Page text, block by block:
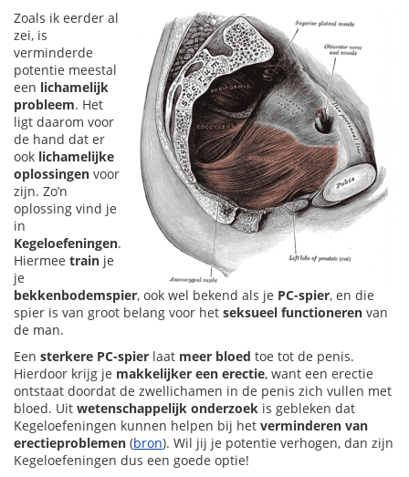
Zoals ik eerder al
zei, is
verminderde
potentie meestal
een lichamelijk
probleem. Het
ligt daarom voor
de hand dat er
ook lichamelijke
oplossingen voor
zijn. Zo’n
oplossing vind je
in
Kegeloefeningen.
Hiermee train je
je
bekkenbodemspier, ook wel bekend als je PC-spier, en die
spier is van groot belang voor het seksueel functioneren van
de man.
Een sterkere PC-spier laat meer bloed toe tot de penis.
Hierdoor krijg je makkelijker een erectie, want een erectie
ontstaat doordat de zwellichamen in de penis zich vullen met
bloed. Uit wetenschappelijk onderzoek is gebleken dat
Kegeloefeningen kunnen helpen bij het verminderen van
erectieproblemen (bron). Wil jij je potentie verhogen, dan zijn
Kegeloefeningen dus een goede optie!